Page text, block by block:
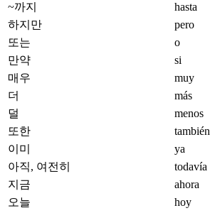
~까지
hasta
하지만
pero
또는
o
만약
si
매우
muy
더
más
덜
menos
또한
también
이미
ya
아직, 여전히
todavía
지금
ahora
오늘
hoy